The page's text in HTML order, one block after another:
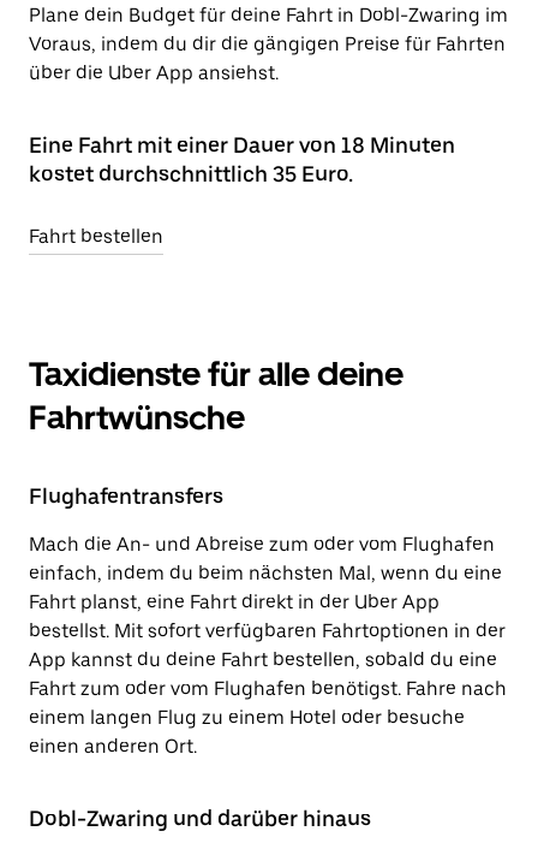
Plane dein Budget für deine Fahrt in Dobl-Zwaring im
Voraus, indem du dir die gängigen Preise für Fahrten
über die Uber App ansiehst.
Eine Fahrt mit einer Dauer von 18 Minuten
kostet durchschnittlich 35 Euro.
Fahrt bestellen
Taxidienste für alle deine
Fahrtwünsche
Flughafentransfers
Mach die An- und Abreise zum oder vom Flughafen
einfach, indem du beim nächsten Mal, wenn du eine
Fahrt planst, eine Fahrt direkt in der Uber App
bestellst. Mit sofort verfügbaren Fahrtoptionen in der
App kannst du deine Fahrt bestellen, sobald du eine
Fahrt zum oder vom Flughafen benötigst. Fahre nach
einem langen Flug zu einem Hotel oder besuche
einen anderen Ort.
Dobl-Zwaring und darüber hinaus